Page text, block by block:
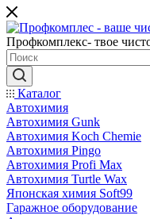
Профкомплекс- твое
Каталог
Автохимия
Автохимия Gunk
Автохимия Koch Chemie
Автохимия Pingo
Автохимия Profi Max
Автохимия Turtle Wax
Японская химия Soft99
Гаражное оборудование